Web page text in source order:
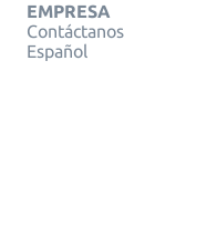
EMPRESA
Contáctanos
Español